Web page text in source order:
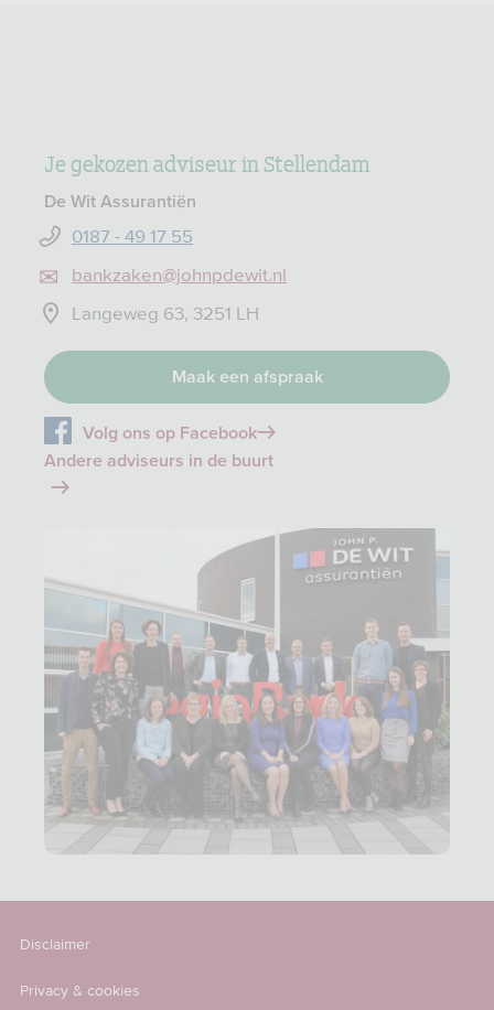
Je gekozen adviseur in Stellendam
De Wit Assurantiën
0187 - 49 17 55
bankzaken@johnpdewit.nl
Langeweg 63, 3251 LH
Maak een afspraak
Volg ons op Facebook
Andere adviseurs in de buurt
Disclaimer
Privacy & cookies